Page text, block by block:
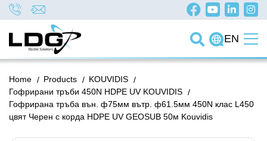
EN
/
Home /
Products /
KOUVIDIS
/
Гофрирани тръби 450N HDPE UV KOUVIDIS
Гофрирана тръба вън. ф75мм вътр. ф61.5мм 450N клас L450
цвят Черен с корда HDPE UV GEOSUB 50м Kouvidis